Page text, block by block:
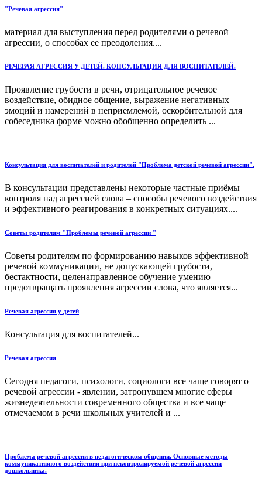
"Речевая агрессия"
материал для выступления перед родителями о речевой
агрессии, о способах ее преодоления....
РЕЧЕВАЯ АГРЕССИЯ У ДЕТЕЙ. КОНСУЛЬТАЦИЯ ДЛЯ ВОСПИТАТЕЛЕЙ.
Проявление грубости в речи, отрицательное речевое
воздействие, обидное общение, выражение негативных
эмоций и намерений в неприемлемой, оскорбительной для
собеседника форме можно обобщенно определить ...
Консультация для воспитателей и родителей "Проблема детской речевой агрессии".
В консультации представлены некоторые частные приёмы
контроля над агрессией слова – способы речевого воздействия
и эффективного реагирования в конкретных ситуациях....
Советы родителям "Проблемы речевой агрессии "
Советы родителям по формированию навыков эффективной
речевой коммуникации, не допускающей грубости,
бестактности, целенаправленное обучение умению
предотвращать проявления агрессии слова, что является...
Речевая агрессия у детей
Консультация для воспитателей...
Речевая агрессия
Сегодня педагоги, психологи, социологи все чаще говорят о
речевой агрессии - явлении, затронувшем многие сферы
жизнедеятельности современного общества и все чаще
отмечаемом в речи школьных учителей и ...
Проблема речевой агрессии в педагогическом общении. Основные методы
коммуникативного воздействия при неконтролируемой речевой агрессии
дошкольника.